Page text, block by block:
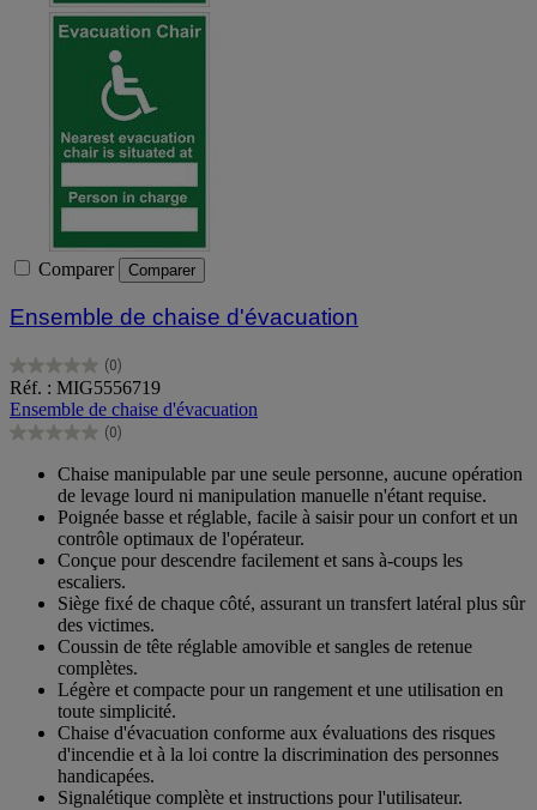
Comparer Comparer
Ensemble de chaise d'évacuation
(0)
0.0
sur
5
étoiles.
Réf. : MIG5556719
Ensemble de chaise d'évacuation
(0)
0.0
étoiles.
Chaise manipulable par une seule personne, aucune opération
de levage lourd ni manipulation manuelle n'étant requise.
Poignée basse et réglable, facile à saisir pour un confort et un
contrôle optimaux de l'opérateur.
Conçue pour descendre facilement et sans à-coups les
escaliers.
Siège fixé de chaque côté, assurant un transfert latéral plus sûr
des victimes.
Coussin de tête réglable amovible et sangles de retenue
complètes.
Légère et compacte pour un rangement et une utilisation en
toute simplicité.
Chaise d'évacuation conforme aux évaluations des risques
d'incendie et à la loi contre la discrimination des personnes
handicapées.
Signalétique complète et instructions pour l'utilisateur.